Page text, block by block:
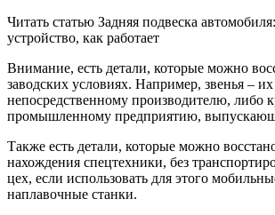
Читать статью Задняя подвеска
устройство, как работает
Внимание, есть детали, которые можно
заводских условиях. Например, звенья –
непосредственному производителю, либо
промышленному предприятию,
Также есть детали, которые можно
нахождения спецтехники, без
цех, если использовать для этого
наплавочные станки.